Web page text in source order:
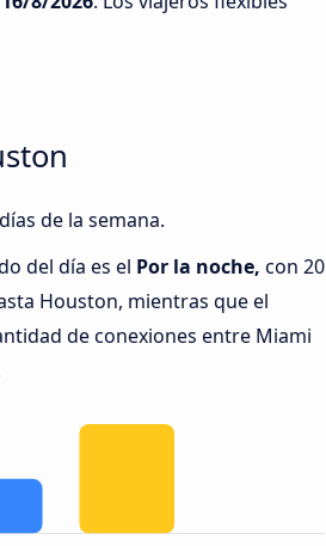
de la semana.
del día es el Por la noche, con 20
Houston, mientras que el
de conexiones entre Miami